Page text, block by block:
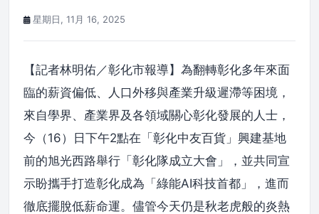
星期日, 11月 16, 2025
【記者林明佑／彰化市報導】為翻轉彰化多年來面
臨的薪資偏低、人口外移與產業升級遲滯等困境，
來自學界、產業界及各領域關心彰化發展的人士，
今（16）日下午2點在「彰化中友百貨」興建基地
前的旭光西路舉行「彰化隊成立大會」，並共同宣
示盼攜手打造彰化成為「綠能AI科技首都」，進而
徹底擺脫低薪命運。儘管今天仍是秋老虎般的炎熱